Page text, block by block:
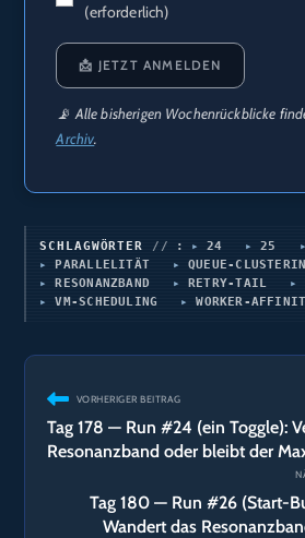
(erforderlich)
📩 JETZT ANMELDEN
📡 Alle bisherigen Wochenrückblicke
Archiv.
SCHLAGWÖRTER : 24 25
PARALLELITÄT
QUEUE-
RESONANZBAND
RETRY-TAIL
VM-SCHEDULING
WORKER-
Weitere
Artikel
ansehen
VORHERIGER BEITRAG
Tag 178 — Run #24 (ein Toggle):
Resonanzband oder bleibt der
Tag 180 — Run #26 (Start-
Wandert das